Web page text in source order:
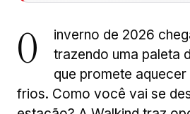
O
inverno de 2026
trazendo uma paleta
que promete
frios. Como você vai se